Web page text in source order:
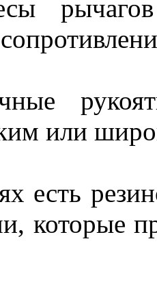
или
есть
которые